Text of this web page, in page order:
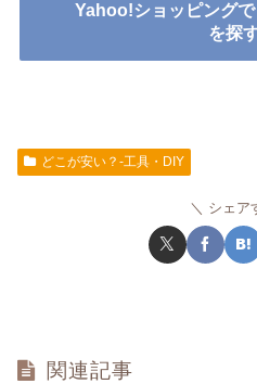
Yahoo!ショッピングで
を探
どこが安い？-工具・DIY
シェア
関連記事